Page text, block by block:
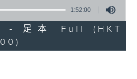
1:52:00
- 足本 Full (HKT